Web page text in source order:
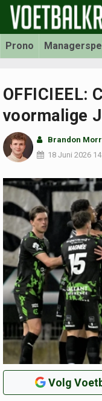
Prono
OFFICIEEL:
voormalige
Brandon
18 Juni 2026
Volg